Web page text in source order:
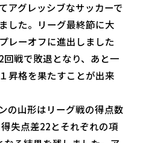
アグレッシブなサッカーで
した。リーグ最終節に大
レーオフに進出しました
回戦で敗退となり、あと一
昇格を果たすことが出来
の山形はリーグ戦の得点数
失点差22とそれぞれの項